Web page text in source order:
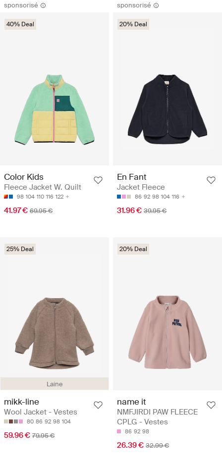
sponsorisé
40% Deal
Color Kids
Fleece Jacket W. Quilt
98 104 110 116 122
41.97 € 69.95 €
sponsorisé
20% Deal
En Fant
Jacket Fleece
86 92 98 104 116
31.96 € 39.95 €
Laine
25% Deal
mikk-line
Wool Jacket - Vestes
80 86 92 98 104
59.96 € 79.95 €
20% Deal
name it
NMFJIRDI PAW FLEECE
CPLG - Vestes
86 92 98
26.39 € 32.99 €